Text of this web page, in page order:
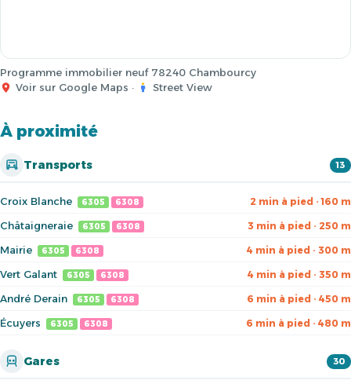
Programme immobilier neuf 78240 Chambourcy
Voir sur Google Maps · Street View
À proximité
Transports 13
Croix Blanche 6305 6308 2 min à pied · 160 m
Châtaigneraie 6305 6308 3 min à pied · 250 m
Mairie 6305 6308 4 min à pied · 300 m
Vert Galant 6305 6308 4 min à pied · 350 m
André Derain 6305 6308 6 min à pied · 450 m
Écuyers 6305 6308 6 min à pied · 480 m
Gares 30